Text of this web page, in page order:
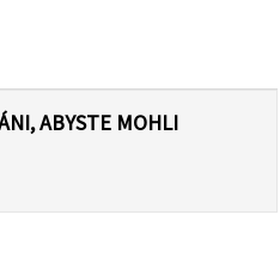
ABYSTE MOHLI